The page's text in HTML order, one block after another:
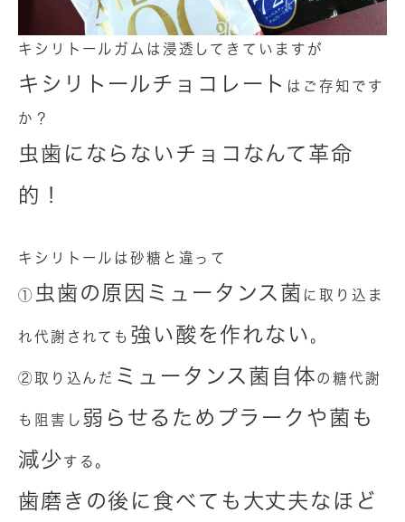
キシリトールガムは浸透してきていますが
キシリトールチョコレート はご存知です
か？
虫歯にならないチョコなんて革命
的！
キシリトールは砂糖と違って
① 虫歯の原因ミュータンス菌 に取り込ま
れ代謝されても 強い酸を作れない 。
②取り込んだ ミュータンス菌自体の糖代謝
も阻害し 弱らせるためプラークや菌も
減少する。
歯磨きの後に食べても大丈夫なほど